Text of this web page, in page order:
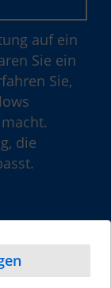
auf ein
Sie ein
Sie,
die